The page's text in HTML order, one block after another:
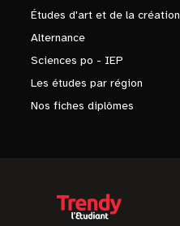
Études d'art et de la création
Alternance
Sciences po - IEP
Les études par région
Nos fiches diplômes